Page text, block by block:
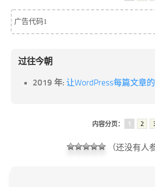
广告代码1
过往今朝
2019 年: 让WordPress每篇文章
内容分页： 1 2
（还没有人